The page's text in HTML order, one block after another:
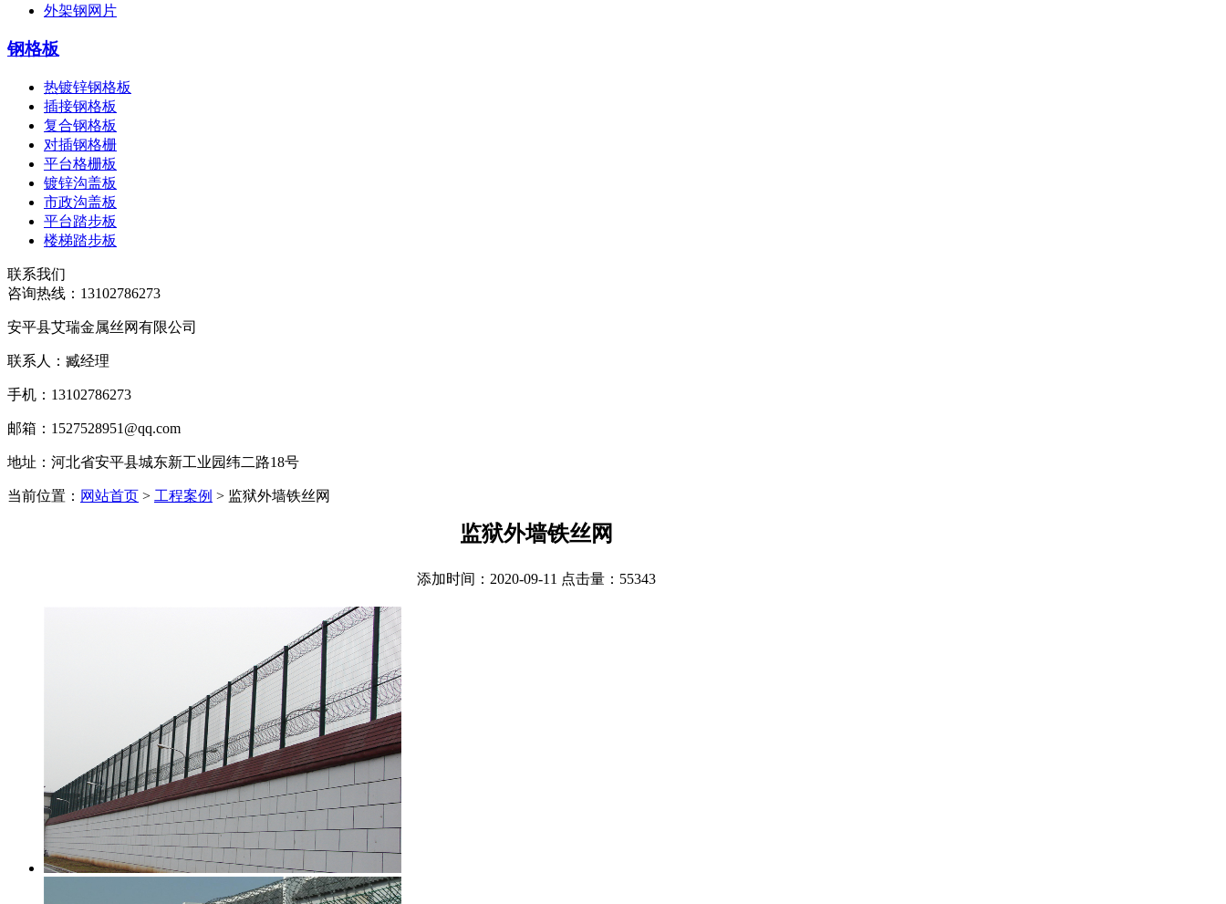
外架钢网片
钢格板
热镀锌钢格板
插接钢格板
复合钢格板
对插钢格栅
平台格栅板
镀锌沟盖板
市政沟盖板
平台踏步板
楼梯踏步板
联系我们
咨询热线： 13102786273
安平县艾瑞金属丝网有限公司
联系人：臧经理
手机：13102786273
邮箱：1527528951@qq.com
地址：河北省安平县城东新工业园纬二路18号
当前位置： 网站首页 > 工程案例 > 监狱外墙铁丝网
监狱外墙铁丝网
添加时间：2020-09-11 点击量： 55343